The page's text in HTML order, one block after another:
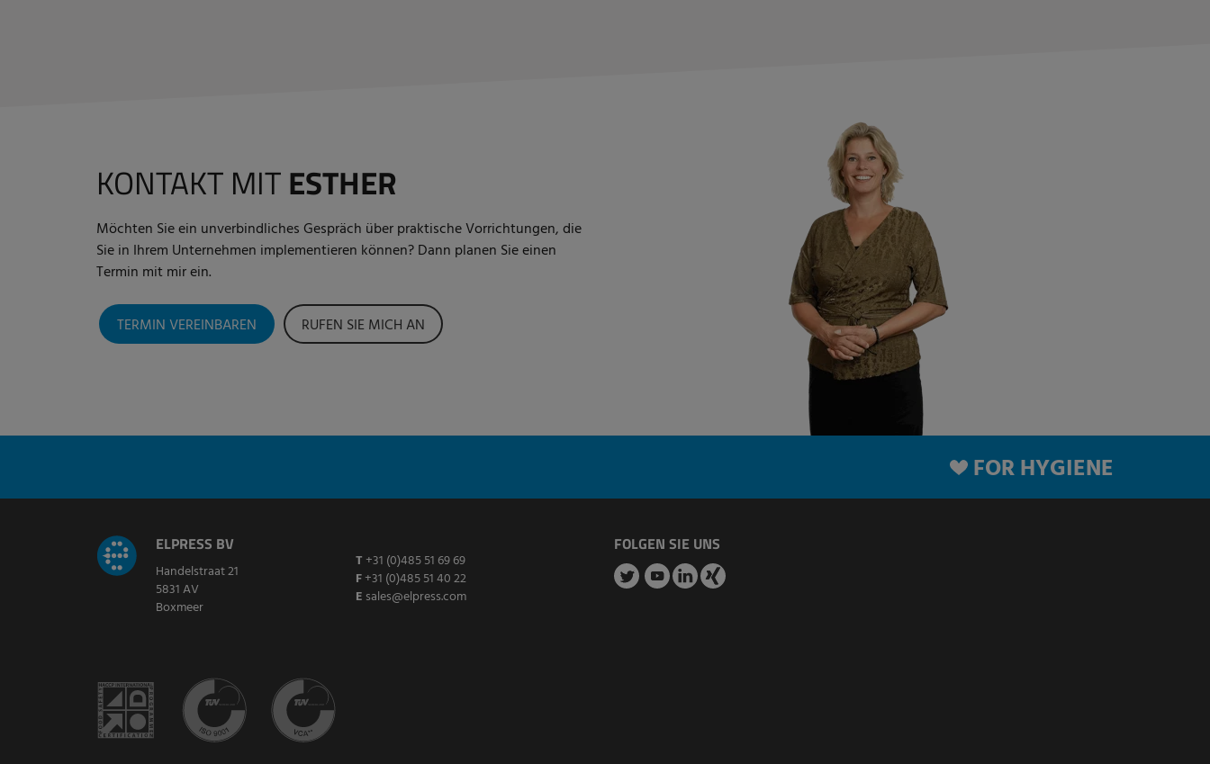
KONTAKT MITESTHER
Möchten Sie ein unverbindliches Gespräch über praktische Vorrichtungen, die
Sie in Ihrem Unternehmen implementieren können? Dann planen Sie einen
Termin mit mir ein.
TERMIN VEREINBAREN RUFEN SIE MICH AN
FOR HYGIENE
ELPRESS BV
Handelstraat 21
5831 AV
Boxmeer
T +31 (0)485 51 69 69
F+31 (0)485 51 40 22
E sales@elpress.com
FOLGEN SIE UNS